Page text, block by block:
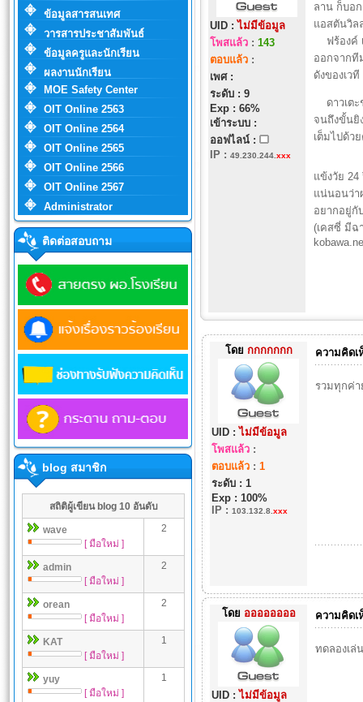
ข้อมูลสารสนเทศ
วารสารประชาสัมพันธ์
ข้อมูลครูและนักเรียน
ผลงานนักเรียน
MOE Safety Center
OIT Online 2563
OIT Online 2564
OIT Online 2565
OIT Online 2566
OIT Online 2567
Administrator
ติดต่อสอบถาม
blog สมาชิก
สถิติผู้เขียน blog 10 อันดับ
wave
[ มือใหม่ ]
2
admin
[ มือใหม่ ]
2
orean
[ มือใหม่ ]
2
KAT
[ มือใหม่ ]
1
yuy
[ มือใหม่ ]
1
UID :ไม่มีข้อมูล
โพสแล้ว: 143
ตอบแล้ว:
เพศ :
ระดับ : 9
Exp : 66%
เข้าระบบ :
ออฟไลน์ :
IP : 49.230.244. xxx
ลาน ก็บอ
แอสตันวิล
ฟร้องค์
ออกจากที
ดังของเว
ดาวเตะ
จนถึงขั้นยิ
เต็มไปด้ว
แข้งวัย
แน่นอนว่า
อยากอยู่กั
(เคสซี่ มีฉ
โดย กกกกกกก
UID :ไม่มีข้อมูล
โพสแล้ว:
ตอบแล้ว: 1
ระดับ : 1
Exp : 100%
IP: 103.132.8. xxx
ความคิด
รวมทุกค่า
โดย ออออออออ
UID :ไม่มีข้อมูล
ความคิด
ทดลองเล่